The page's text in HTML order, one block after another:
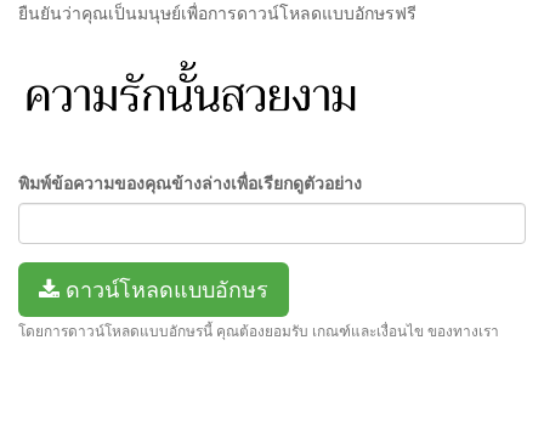
ยืนยันว่าคุณเป็นมนุษย์เพื่อการดาวน์โหลดแบบอักษรฟรี
พิมพ์ข้อความของคุณข้างล่างเพื่อเรียกดูตัวอย่าง
ดาวน์โหลดแบบอักษร
โดยการดาวน์โหลดแบบอักษรนี้ คุณต้องยอมรับ เกณฑ์และเงื่อนไข ของทางเรา